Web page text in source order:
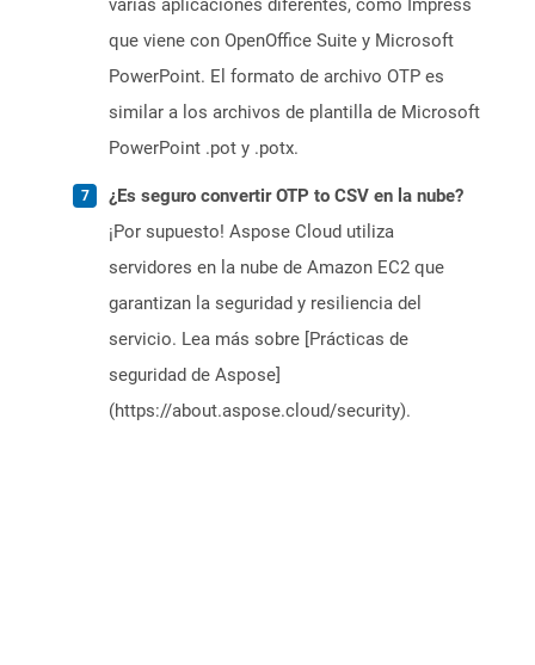
varias aplicaciones diferentes, como Impress
que viene con OpenOffice Suite y Microsoft
PowerPoint. El formato de archivo OTP es
similar a los archivos de plantilla de Microsoft
PowerPoint .pot y .potx.
¿Es seguro convertir OTP to CSV en la nube?
¡Por supuesto! Aspose Cloud utiliza
servidores en la nube de Amazon EC2 que
garantizan la seguridad y resiliencia del
servicio. Lea más sobre [Prácticas de
seguridad de Aspose]
(https://about.aspose.cloud/security).